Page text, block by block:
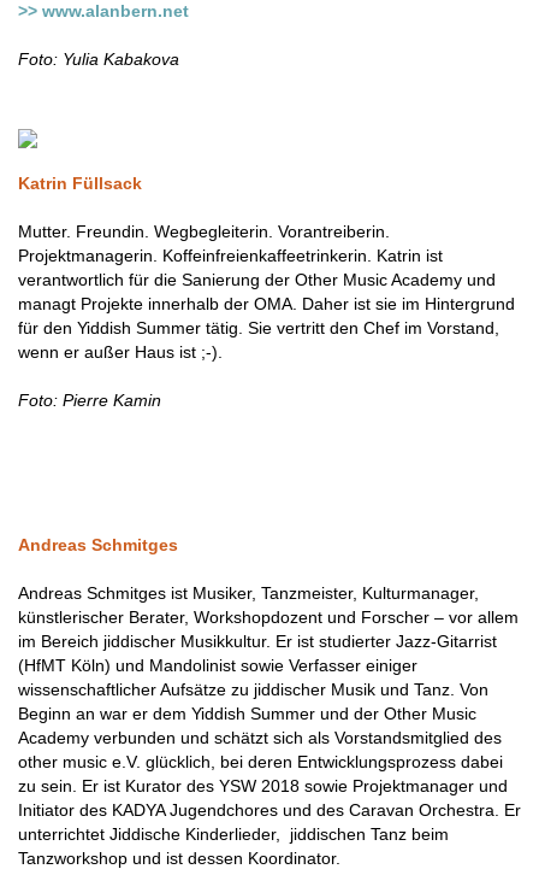
>> www.alanbern.net
Foto: Yulia Kabakova
Katrin Füllsack
Mutter. Freundin. Wegbegleiterin. Vorantreiberin.
Projektmanagerin. Koffeinfreienkaffeetrinkerin. Katrin ist
verantwortlich für die Sanierung der Other Music Academy und
managt Projekte innerhalb der OMA. Daher ist sie im Hintergrund
für den Yiddish Summer tätig. Sie vertritt den Chef im Vorstand,
wenn er außer Haus ist ;-).
Foto: Pierre Kamin
Andreas Schmitges
Andreas Schmitges ist Musiker, Tanzmeister, Kulturmanager,
künstlerischer Berater, Workshopdozent und Forscher – vor allem
im Bereich jiddischer Musikkultur. Er ist studierter Jazz-Gitarrist
(HfMT Köln) und Mandolinist sowie Verfasser einiger
wissenschaftlicher Aufsätze zu jiddischer Musik und Tanz. Von
Beginn an war er dem Yiddish Summer und der Other Music
Academy verbunden und schätzt sich als Vorstandsmitglied des
other music e.V. glücklich, bei deren Entwicklungsprozess dabei
zu sein. Er ist Kurator des YSW 2018 sowie Projektmanager und
Initiator des KADYA Jugendchores und des Caravan Orchestra. Er
unterrichtet Jiddische Kinderlieder, jiddischen Tanz beim
Tanzworkshop und ist dessen Koordinator.